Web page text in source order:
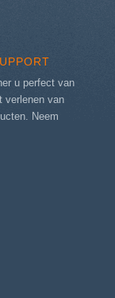
u perfect van
verlenen van
Neem